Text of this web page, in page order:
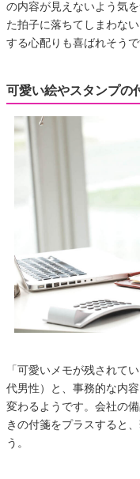
の内容が見えないよう気
た拍子に落ちてしまわな
する心配りも喜ばれそうで
可愛い絵やスタンプの
「可愛いメモが残されて
代男性）と、事務的な内
変わるようです。会社の
きの付箋をプラスすると
う。